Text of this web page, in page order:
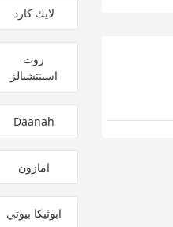
لايك كارد
روت
اسينتشيالز
Daanah
امازون
ابوثيكا بيوتي